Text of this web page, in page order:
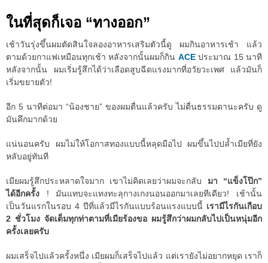
ในที่สุดก็เจอ “ทางออก”
เช้าวันรุ่งขึ้นผมตัดสินใจลองอาหารเสริมตัวนี้ดู ผมกินอาหารเช้า แล้ว
ตามด้วยกาแฟเหมือนทุกเช้า หลังจากนั้นผมก็กิน ACEประมาณ 15 นาที
หลังจากนั้น ผมเริ่มรู้สึกได้ว่าเลือดสูบฉีดแรงมากที่อวัยวะเพศ แล้วมันก็
เริ่มขยายตัว!
อีก 5 นาทีต่อมา “น้องชาย” ของผมตื่นแล้วครับ ไม่ตื่นธรรมดานะครับ ดู
มันคึกมากด้วย
แน่นอนครับ ผมไม่ให้โอกาสทองแบบนี้หลุดมือไป ผมขึ้นไปปล้ำเมียที่ยัง
หลับอยู่ทันที
เมียผมรู้สึกประหลาดใจมาก เขาไม่คิดเลยว่าผมจะกลับ มา “แข็งโป๊ก”
ได้อีกครั้ง ! มันแทบจะแทงทะลุกางเกงนอนออกมาเลยทีเดียว! เช้านั้น
เป็นวันแรกในรอบ 4 ปีที่แล้วมีไรกันแบบร้อนแรงแบบนี้ เรามีไรกันเกือบ
2 ชั่วโมง จัดเต็มทุกท่าตามที่เมียร้องขอ ผมรู้สึกว่าผมกลับไปเป็นหนุ่มอีก
ครั้งเลยครับ
ผมเสร็จไปแล้วครั้งหนึ่ง เมียผมก็เสร็จไปแล้ว แต่เรายังไม่อยากหยุด เราก็